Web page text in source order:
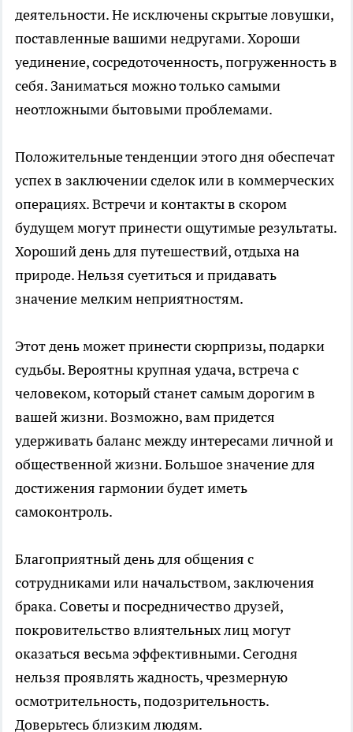
деятельности. Не исключены скрытые ловушки,
поставленные вашими недругами. Хороши
уединение, сосредоточенность, погруженность в
себя. Заниматься можно только самыми
неотложными бытовыми проблемами.
Положительные тенденции этого дня обеспечат
успех в заключении сделок или в коммерческих
операциях. Встречи и контакты в скором
будущем могут принести ощутимые результаты.
Хороший день для путешествий, отдыха на
природе. Нельзя суетиться и придавать
значение мелким неприятностям.
Этот день может принести сюрпризы, подарки
судьбы. Вероятны крупная удача, встреча с
человеком, который станет самым дорогим в
вашей жизни. Возможно, вам придется
удерживать баланс между интересами личной и
общественной жизни. Большое значение для
достижения гармонии будет иметь
самоконтроль.
Благоприятный день для общения с
сотрудниками или начальством, заключения
брака. Советы и посредничество друзей,
покровительство влиятельных лиц могут
оказаться весьма эффективными. Сегодня
нельзя проявлять жадность, чрезмерную
осмотрительность, подозрительность.
Доверьтесь близким людям.